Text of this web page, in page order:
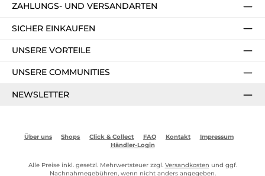
ZAHLUNGS- UND VERSANDARTEN
SICHER EINKAUFEN
UNSERE VORTEILE
UNSERE COMMUNITIES
NEWSLETTER
Über uns Shops Click & Collect FAQ Kontakt
Impressum
Händler-Login
Alle Preise inkl. gesetzl. Mehrwertsteuer zzgl. Versandkosten und ggf.
Nachnahmegebühren, wenn nicht anders angegeben.